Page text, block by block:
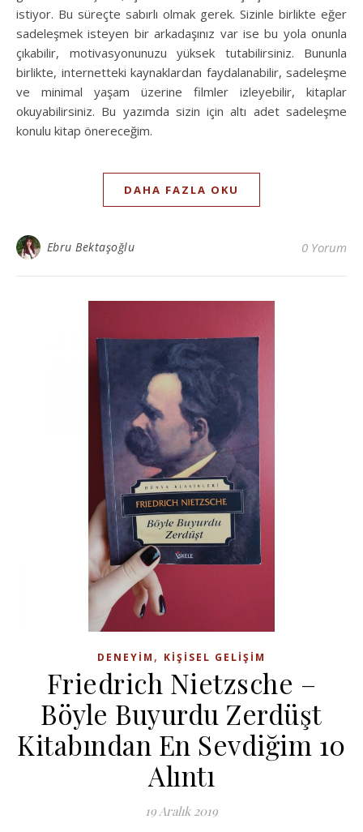
istiyor. Bu süreçte sabırlı olmak gerek. Sizinle birlikte eğer
sadeleşmek isteyen bir arkadaşınız var ise bu yola onunla
çıkabilir, motivasyonunuzu yüksek tutabilirsiniz. Bununla
birlikte, internetteki kaynaklardan faydalanabilir, sadeleşme
ve minimal yaşam üzerine filmler izleyebilir, kitaplar
okuyabilirsiniz. Bu yazımda sizin için altı adet sadeleşme
konulu kitap önereceğim.
DAHA FAZLA OKU
Ebru Bektaşoğlu 0 Yorum
DENEYIM , KIŞISEL GELIŞIM
Friedrich Nietzsche –
Böyle Buyurdu Zerdüşt
Kitabından En Sevdiğim 10
Alıntı
19 Aralık 2019